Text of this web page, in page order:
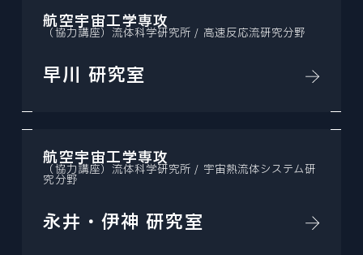
航空宇宙工学専攻
（協力講座）流体科学研究所 / 高速反応流研究分野
早川 研究室
航空宇宙工学専攻
（協力講座）流体科学研究所 / 宇宙熱流体システム研
究分野
永井・伊神 研究室